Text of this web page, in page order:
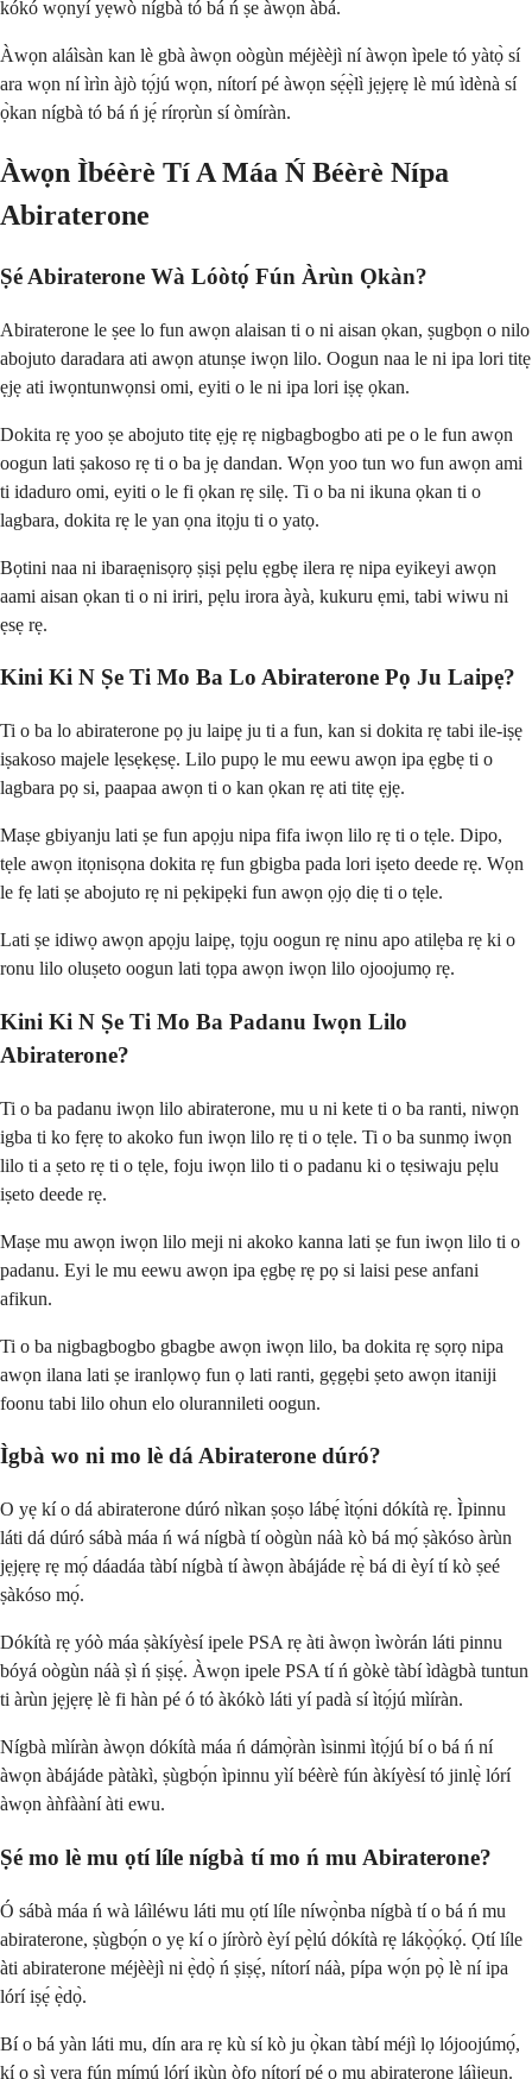
kókó wọ̀nyí yẹ̀wò nígbà tó bá ń ṣe àwọn àbá.
Àwọn aláìsàn kan lè gbà àwọn oògùn méjèèjì ní àwọn ìpele tó yàtọ̀ sí
ara wọn ní ìrìn àjò tọ́jú wọn, nítorí pé àwọn sẹ́ẹ̀lì jẹjẹrẹ lè mú ìdènà sí
ọ̀kan nígbà tó bá ń jẹ́ rírọrùn sí òmíràn.
Àwọn Ìbéèrè Tí A Máa Ń Béèrè Nípa
Abiraterone
Ṣé Abiraterone Wà Lóòtọ́ Fún Àrùn Ọkàn?
Abiraterone le ṣee lo fun awọn alaisan ti o ni aisan ọkan, ṣugbọn o nilo
abojuto daradara ati awọn atunṣe iwọn lilo. Oogun naa le ni ipa lori titẹ
ẹjẹ ati iwọntunwọnsi omi, eyiti o le ni ipa lori iṣẹ ọkan.
Dokita rẹ yoo ṣe abojuto titẹ ẹjẹ rẹ nigbagbogbo ati pe o le fun awọn
oogun lati ṣakoso rẹ ti o ba jẹ dandan. Wọn yoo tun wo fun awọn ami
ti idaduro omi, eyiti o le fi ọkan rẹ silẹ. Ti o ba ni ikuna ọkan ti o
lagbara, dokita rẹ le yan ọna itọju ti o yatọ.
Bọtini naa ni ibaraẹnisọrọ ṣiṣi pẹlu ẹgbẹ ilera rẹ nipa eyikeyi awọn
aami aisan ọkan ti o ni iriri, pẹlu irora àyà, kukuru ẹmi, tabi wiwu ni
ẹsẹ rẹ.
Kini Ki N Ṣe Ti Mo Ba Lo Abiraterone Pọ Ju Laipẹ?
Ti o ba lo abiraterone pọ ju laipẹ ju ti a fun, kan si dokita rẹ tabi ile-iṣẹ
iṣakoso majele lẹsẹkẹsẹ. Lilo pupọ le mu eewu awọn ipa ẹgbẹ ti o
lagbara pọ si, paapaa awọn ti o kan ọkan rẹ ati titẹ ẹjẹ.
Maṣe gbiyanju lati ṣe fun apọju nipa fifa iwọn lilo rẹ ti o tẹle. Dipo,
tẹle awọn itọnisọna dokita rẹ fun gbigba pada lori iṣeto deede rẹ. Wọn
le fẹ lati ṣe abojuto rẹ ni pẹkipẹki fun awọn ọjọ diẹ ti o tẹle.
Lati ṣe idiwọ awọn apọju laipẹ, tọju oogun rẹ ninu apo atilẹba rẹ ki o
ronu lilo oluṣeto oogun lati tọpa awọn iwọn lilo ojoojumọ rẹ.
Kini Ki N Ṣe Ti Mo Ba Padanu Iwọn Lilo
Abiraterone?
Ti o ba padanu iwọn lilo abiraterone, mu u ni kete ti o ba ranti, niwọn
igba ti ko fẹrẹ to akoko fun iwọn lilo rẹ ti o tẹle. Ti o ba sunmọ iwọn
lilo ti a ṣeto rẹ ti o tẹle, foju iwọn lilo ti o padanu ki o tẹsiwaju pẹlu
iṣeto deede rẹ.
Maṣe mu awọn iwọn lilo meji ni akoko kanna lati ṣe fun iwọn lilo ti o
padanu. Eyi le mu eewu awọn ipa ẹgbẹ rẹ pọ si laisi pese anfani
afikun.
Ti o ba nigbagbogbo gbagbe awọn iwọn lilo, ba dokita rẹ sọrọ nipa
awọn ilana lati ṣe iranlọwọ fun ọ lati ranti, gẹgẹbi ṣeto awọn itaniji
foonu tabi lilo ohun elo olurannileti oogun.
Ìgbà wo ni mo lè dá Abiraterone dúró?
O yẹ kí o dá abiraterone dúró nìkan ṣoṣo lábẹ́ ìtọ́ni dókítà rẹ. Ìpinnu
láti dá dúró sábà máa ń wá nígbà tí oògùn náà kò bá mọ́ ṣàkóso àrùn
jẹjẹrẹ rẹ mọ́ dáadáa tàbí nígbà tí àwọn àbájáde rẹ̀ bá di èyí tí kò ṣeé
ṣàkóso mọ́.
Dókítà rẹ yóò máa ṣàkíyèsí ipele PSA rẹ àti àwọn ìwòrán láti pinnu
bóyá oògùn náà ṣì ń ṣiṣẹ́. Àwọn ipele PSA tí ń gòkè tàbí ìdàgbà tuntun
ti àrùn jẹjẹrẹ lè fi hàn pé ó tó àkókò láti yí padà sí ìtọ́jú mìíràn.
Nígbà mìíràn àwọn dókítà máa ń dámọ̀ràn ìsinmi ìtọ́jú bí o bá ń ní
àwọn àbájáde pàtàkì, ṣùgbọ́n ìpinnu yìí béèrè fún àkíyèsí tó jinlẹ̀ lórí
àwọn àǹfààní àti ewu.
Ṣé mo lè mu ọtí líle nígbà tí mo ń mu Abiraterone?
Ó sábà máa ń wà láìléwu láti mu ọtí líle níwọ̀nba nígbà tí o bá ń mu
abiraterone, ṣùgbọ́n o yẹ kí o jíròrò èyí pẹ̀lú dókítà rẹ lákọ̀ọ́kọ́. Ọtí líle
àti abiraterone méjèèjì ni ẹ̀dọ̀ ń ṣiṣẹ́, nítorí náà, pípa wọ́n pọ̀ lè ní ipa
lórí iṣẹ́ ẹ̀dọ̀.
Bí o bá yàn láti mu, dín ara rẹ kù sí kò ju ọ̀kan tàbí méjì lọ lójoojúmọ́,
kí o sì yẹra fún mímú lórí ikùn òfo nítorí pé o mu abiraterone láìjẹun.